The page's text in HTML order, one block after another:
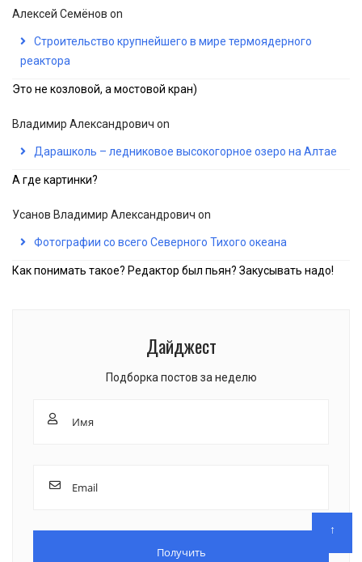
Алексей Семёнов on
Строительство крупнейшего в мире термоядерного
реактора
Это не козловой, а мостовой кран)
Владимир Александрович on
Дарашколь – ледниковое высокогорное озеро на Алтае
А где картинки?
Усанов Владимир Александрович on
Фотографии со всего Северного Тихого океана
Как понимать такое? Редактор был пьян? Закусывать надо!
Дайджест
Подборка постов за неделю
↑